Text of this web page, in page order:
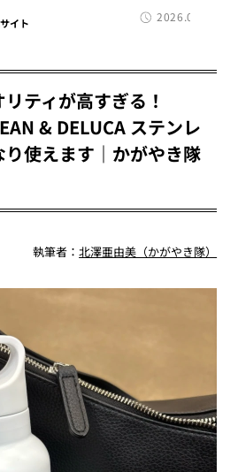
イト 2026.07.07
リティが高すぎる！
& DELUCA ステンレ
使えます｜かがやき隊
執筆者：北澤亜由美（かがやき隊）